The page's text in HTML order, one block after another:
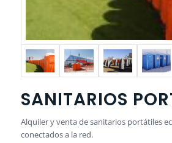
SANITARIOS
Alquiler y venta de sanitarios portátiles
conectados a la red.